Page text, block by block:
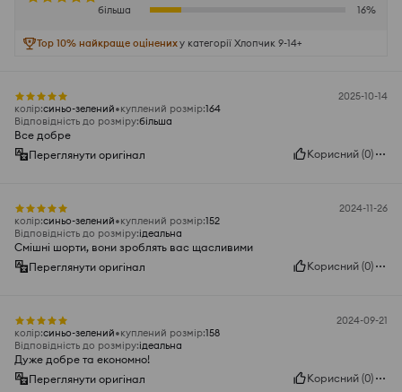
більша
16%
Top 10% найкраще оцінениху категорії Хлопчик 9-14+
2025-10-14
колір:синьо-зелений куплений розмір:164
Відповідність до розміру:більша
Все добре
Переглянути оригінал
Корисний (0)
2024-11-26
колір:синьо-зелений куплений розмір:152
Відповідність до розміру:ідеальна
Смішні шорти, вони зроблять вас щасливими
Переглянути оригінал
Корисний (0)
2024-09-21
колір:синьо-зелений куплений розмір:158
Відповідність до розміру:ідеальна
Дуже добре та економно!
Переглянути оригінал
Корисний (0)